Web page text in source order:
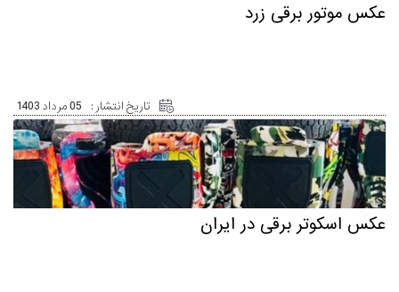
عکس موتور برقی زرد
تاریخ انتشار : 05 مرداد 1403
عکس اسکوتر برقی در ایران